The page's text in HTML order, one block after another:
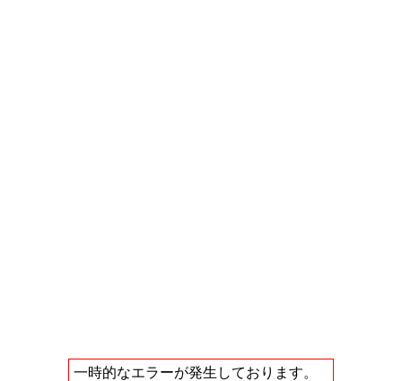
一時的なエラーが発生しております。